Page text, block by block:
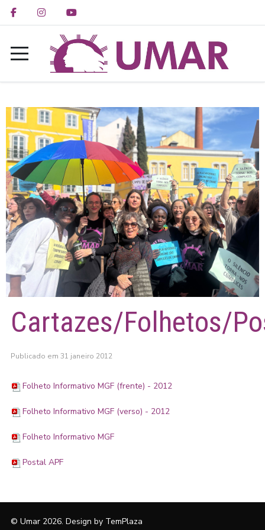
Cartazes/Folhetos/
Publicado em 31 janeiro 2012
Folheto Informativo MGF (frente) - 2012
Folheto Informativo MGF (verso) - 2012
Folheto Informativo MGF
Postal APF
© Umar 2026. Design by TemPlaza